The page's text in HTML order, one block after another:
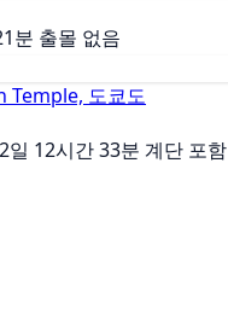
분 출몰 없음
Temple, 도쿄도
2일 12시간 33분 계단 포함